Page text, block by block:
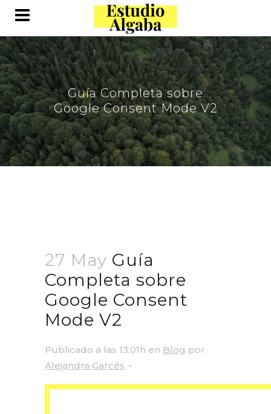
Guía Completa sobre
Google Consent Mode V2
27 May Guía
Completa sobre
Google Consent
Mode V2
Publicado a las 13:01h en Blog por
Alejandra Garcés